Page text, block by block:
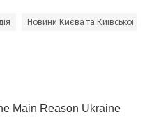
Новини Києва та Київської